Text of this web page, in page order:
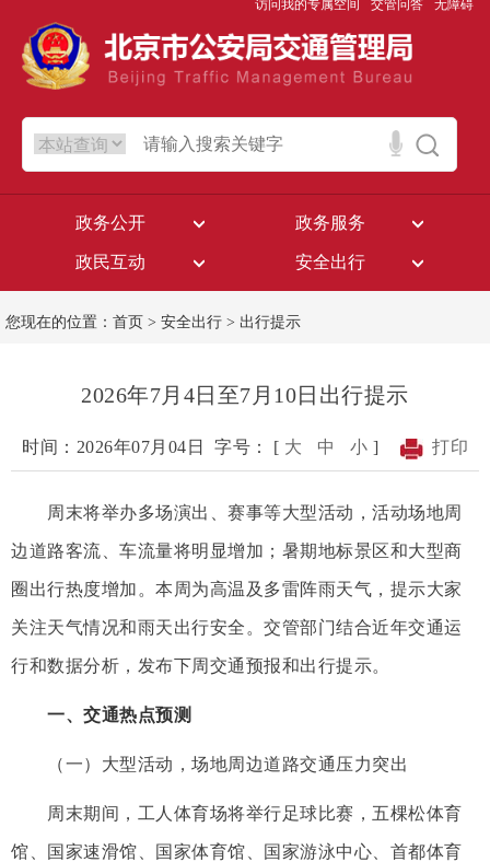
访问我的专属空间 交管问答 无障碍
政务公开 政务服务
政民互动 安全出行
您现在的位置： 首页 > 安全出行 > 出行提示
2026年7月4日至7月10日出行提示
时间：2026年07月04日 字号： [ 大 中 小 ] 打印
周末将举办多场演出、赛事等大型活动，活动场地周
边道路客流、车流量将明显增加；暑期地标景区和大型商
圈出行热度增加。本周为高温及多雷阵雨天气，提示大家
关注天气情况和雨天出行安全。交管部门结合近年交通运
行和数据分析，发布下周交通预报和出行提示。
一、交通热点预测
（一）大型活动，场地周边道路交通压力突出
周末期间，工人体育场将举行足球比赛，五棵松体育
馆、国家速滑馆、国家体育馆、国家游泳中心、首都体育